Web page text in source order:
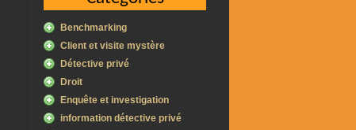
Benchmarking
Client et visite mystère
Détective privé
Droit
Enquête et investigation
information détective privé